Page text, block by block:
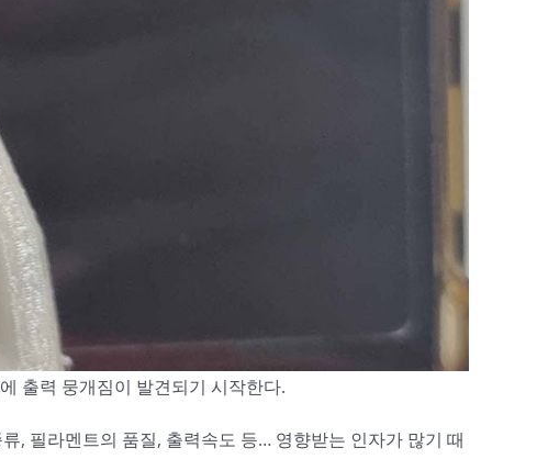
출력 뭉개짐이 발견되기 시작한다.
, 필라멘트의 품질, 출력속도 등… 영향받는 인자가 많기 때